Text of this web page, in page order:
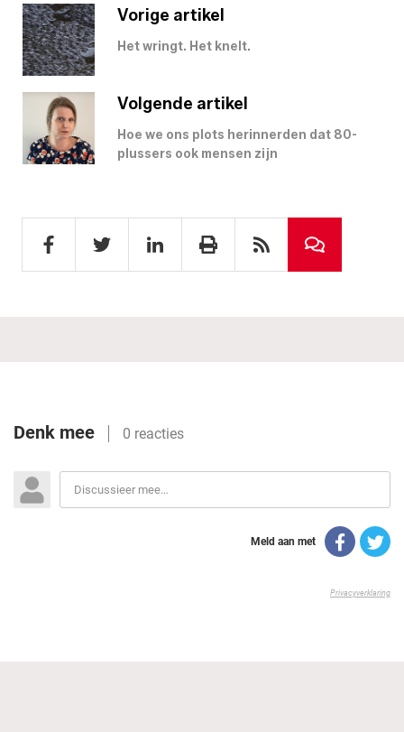
Vorige artikel
Het wringt. Het knelt.
Volgende artikel
Hoe we ons plots herinnerden dat 80-
plussers ook mensen zijn